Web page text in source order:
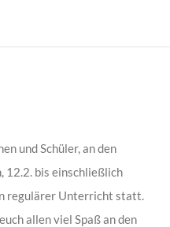
und Schüler, an den
12.2. bis einschließlich
regulärer Unterricht statt.
allen viel Spaß an den